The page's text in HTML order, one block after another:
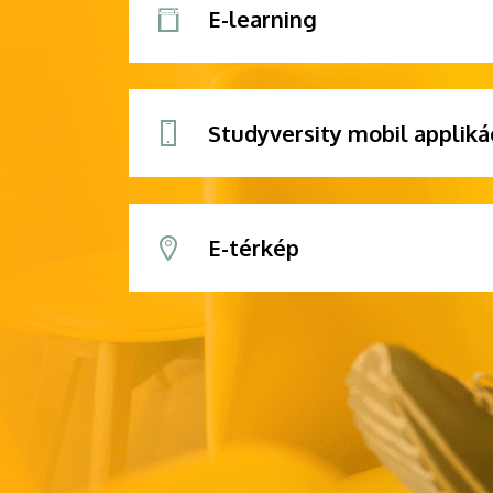
E-learning
Studyversity mobil
E-térkép